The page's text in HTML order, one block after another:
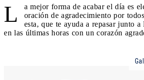
L
a mejor forma de acabar el día es
oración de agradecimiento por
esta, que te ayuda a repasar junto
en las últimas horas con un corazón